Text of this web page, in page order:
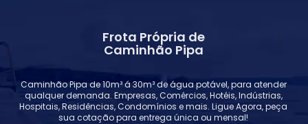
Frota Própria de
Caminhão Pipa
Caminhão Pipa de 10m³ á 30m³ de água potável, para atender
qualquer demanda. Empresas, Comércios, Hotéis, Indústrias,
Hospitais, Residências, Condomínios e mais. Ligue Agora, peça
sua cotação para entrega única ou mensal!